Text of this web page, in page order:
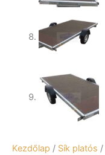
Kezdőlap / Sík platós /